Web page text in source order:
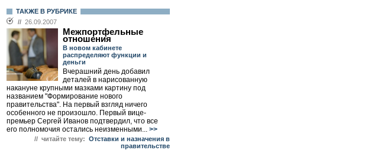
ТАКЖЕ В РУБРИКЕ
// 26.09.2007
Межпортфельные
отношения
В новом кабинете
распределяют функции и
деньги
Вчерашний день добавил
деталей в нарисованную
накануне крупными мазками картину под
названием "Формирование нового
правительства". На первый взгляд ничего
особенного не произошло. Первый вице-
премьер Сергей Иванов подтвердил, что все
его полномочия остались неизменными... >>
// читайте тему: Отставки и назначения в
правительстве